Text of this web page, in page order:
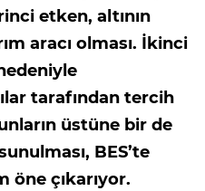
etken, altının
aracı olması. İkinci
tarafından tercih
üstüne bir de
BES’te
öne çıkarıyor.